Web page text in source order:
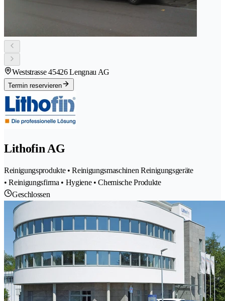
Weststrasse 45426 Lengnau AG
Termin reservieren
Lithofin AG
Reinigungsprodukte • Reinigungsmaschinen Reinigungsgeräte
• Reinigungsfirma • Hygiene • Chemische Produkte
Geschlossen